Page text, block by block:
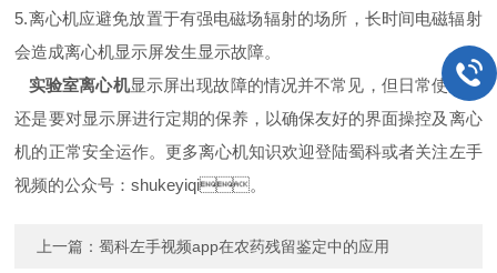
5.离心机应避免放置于有强电磁场辐射的场所，长时间电磁辐射
会造成离心机显示屏发生显示故障。
实验室离心机显示屏出现故障的情况并不常见，但日常使用中
还是要对显示屏进行定期的保养，以确保友好的界面操控及离心
机的正常安全运作。更多离心机知识欢迎登陆蜀科或者关注左手
视频的公众号：shukeyiqi。
上一篇：蜀科左手视频app在农药残留鉴定中的应用